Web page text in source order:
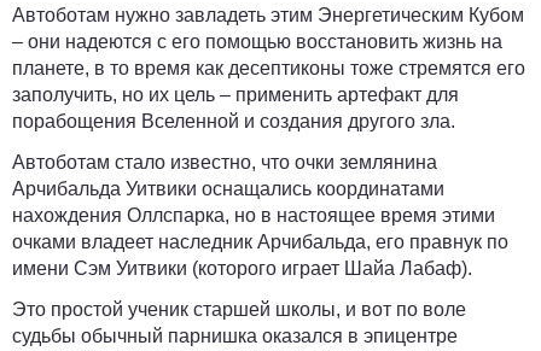
Автоботам нужно завладеть этим Энергетическим Кубом
– они надеются с его помощью восстановить жизнь на
планете, в то время как десептиконы тоже стремятся его
заполучить, но их цель – применить артефакт для
порабощения Вселенной и создания другого зла.
Автоботам стало известно, что очки землянина
Арчибальда Уитвики оснащались координатами
нахождения Оллспарка, но в настоящее время этими
очками владеет наследник Арчибальда, его правнук по
имени Сэм Уитвики (которого играет Шайа Лабаф).
Это простой ученик старшей школы, и вот по воле
судьбы обычный парнишка оказался в эпицентре